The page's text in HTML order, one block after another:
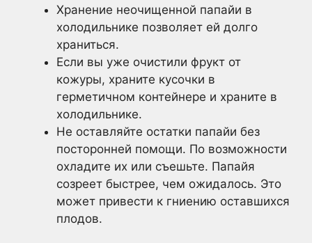
Хранение неочищенной папайи в
холодильнике позволяет ей долго
храниться.
Если вы уже очистили фрукт от
кожуры, храните кусочки в
герметичном контейнере и храните в
холодильнике.
Не оставляйте остатки папайи без
посторонней помощи. По возможности
охладите их или съешьте. Папайя
созреет быстрее, чем ожидалось. Это
может привести к гниению оставшихся
плодов.